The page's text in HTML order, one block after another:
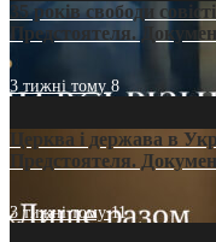
35 років свободи
Предстоятеля.
3 тижні тому 8
Церква і держава в
Предстоятеля.
3 тижні тому11